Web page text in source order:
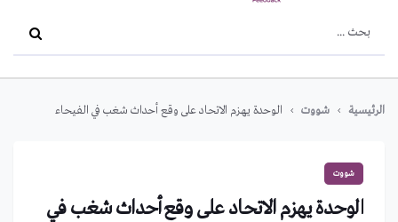
الرئيسية شووت الوحدة يهزم الاتحاد على وقع أحداث شغب في الفيحاء
شووت
الوحدة يهزم الاتحاد على وقع أحداث شغب في